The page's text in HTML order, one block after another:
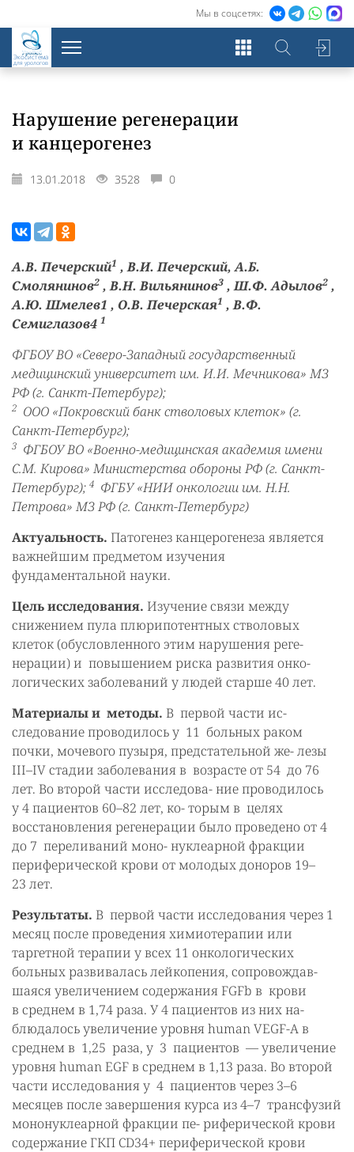
Мы в соцсетях:
Экосистема
для урологов
Нарушение регенерации
и канцерогенез
13.01.2018 3528 0
А.В. Печерский1 , В.И. Печерский, А.Б.
Смолянинов2 , В.Н. Вильянинов3 , Ш.Ф. Адылов2 ,
А.Ю. Шмелев1 , О.В. Печерская1 , В.Ф.
Семиглазов4 1
ФГБОУ ВО «Северо-Западный государственный
медицинский университет им. И.И. Мечникова» МЗ
РФ (г. Санкт-Петербург);
2 ООО «Покровский банк стволовых клеток» (г.
Санкт-Петербург);
3 ФГБОУ ВО «Военно-медицинская академия имени
С.М. Кирова» Министерства обороны РФ (г. Санкт-
Петербург); 4 ФГБУ «НИИ онкологии им. Н.Н.
Петрова» МЗ РФ (г. Санкт-Петербург)
Актуальность. Патогенез канцерогенеза является
важнейшим предметом изучения
фундаментальной науки.
Цель исследования. Изучение связи между
снижением пула плюрипотентных стволовых
клеток (обусловленного этим нарушения реге-
нерации) и повышением риска развития онко-
логических заболеваний у людей старше 40 лет.
Материалы и методы. В первой части ис-
следование проводилось у 11 больных раком
почки, мочевого пузыря, предстательной же- лезы
III–IV стадии заболевания в возрасте от 54 до 76
лет. Во второй части исследова- ние проводилось
у 4 пациентов 60–82 лет, ко- торым в целях
восстановления регенерации было проведено от 4
до 7 переливаний моно- нуклеарной фракции
периферической крови от молодых доноров 19–
23 лет.
Результаты. В первой части исследования через 1
месяц после проведения химиотерапии или
таргетной терапии у всех 11 онкологических
больных развивалась лейкопения, сопровождав-
шаяся увеличением содержания FGFb в крови
в среднем в 1,74 раза. У 4 пациентов из них на-
блюдалось увеличение уровня human VEGF-A в
среднем в 1,25 раза, у 3 пациентов — увеличение
уровня human EGF в среднем в 1,13 раза. Во второй
части исследования у 4 пациентов через 3–6
месяцев после завершения курса из 4–7 трансфузий
мононуклеарной фракции пе- риферической крови
содержание ГКП CD34+ периферической крови